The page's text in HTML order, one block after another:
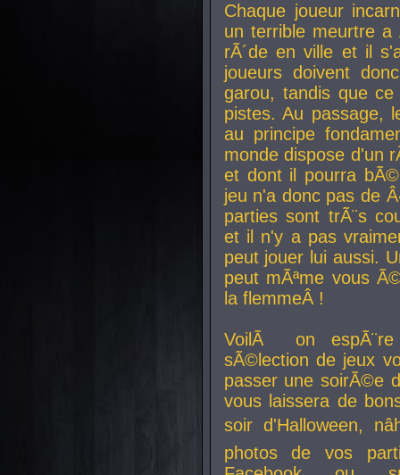
Chaque joueur
un terrible meurtre
rÃ´de en ville et il
joueurs doivent
garou, tandis que
pistes. Au passage,
au principe
monde dispose d'un
et dont il pourra
jeu n'a donc pas de
parties sont trÃ¨s
et il n'y a pas
peut jouer lui aussi.
peut mÃªme vous
la flemmeÂ !
VoilÃ on
sÃ©lection de jeux
passer une soirÃ©e
vous laissera de
soir d'Halloween,
photos de vos